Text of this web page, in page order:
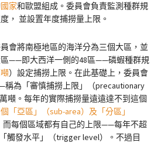
國家和歐盟組成。委員會負責監測種群規
， 並設置年度捕撈量上限。
會將南極地區的海洋分為三個大區，並
區——即大西洋一側的48區——磷蝦種群規
）設定捕撈上限。在此基礎上，委員會
為「審慎捕撈上限」（precautionary
噸。每年的實際捕撈量遠遠達不到這個
「亞區」（sub-area）及「分區」
而每個區域都有自己的上限——每年不超
觸發水平」（trigger level）。不過目